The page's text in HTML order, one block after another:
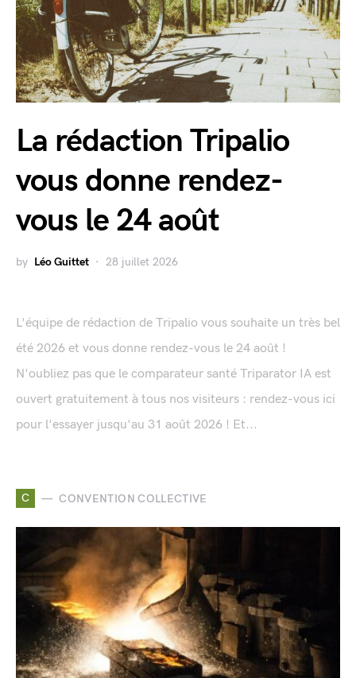
La rédaction Tripalio
vous donne rendez-
vous le 24 août
by Léo Guittet 28 juillet 2026
L'équipe de rédaction de Tripalio vous souhaite un très bel
été 2026 et vous donne rendez-vous le 24 août !
N'oubliez pas que le comparateur santé Triparator IA est
ouvert gratuitement à tous nos visiteurs : rendez-vous ici
pour l'essayer jusqu'au 31 août 2026 ! Et...
C CONVENTION COLLECTIVE